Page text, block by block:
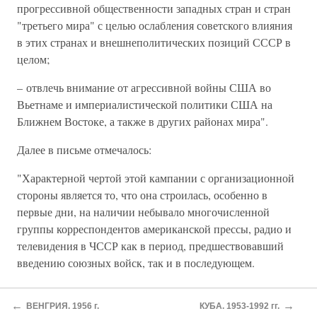
прогрессивной общественности западных стран и стран
"третьего мира" с целью ослабления советского влияния
в этих странах и внешнеполитических позиций СССР в
целом;
– отвлечь внимание от агрессивной войны США во
Вьетнаме и империалистической политики США на
Ближнем Востоке, а также в других районах мира".
Далее в письме отмечалось:
"Характерной чертой этой кампании с организационной
стороны является то, что она строилась, особенно в
первые дни, на наличии небывало многочисленной
группы корреспондентов американской прессы, радио и
телевидения в ЧССР как в период, предшествовавший
введению союзных войск, так и в последующем.
Эти журналисты поставляли обширный печатный, фото-
и телевизионный материал, заполнявший в первые дни
← ВЕНГРИЯ. 1956 г. КУБА. 1953-1992 гг. →